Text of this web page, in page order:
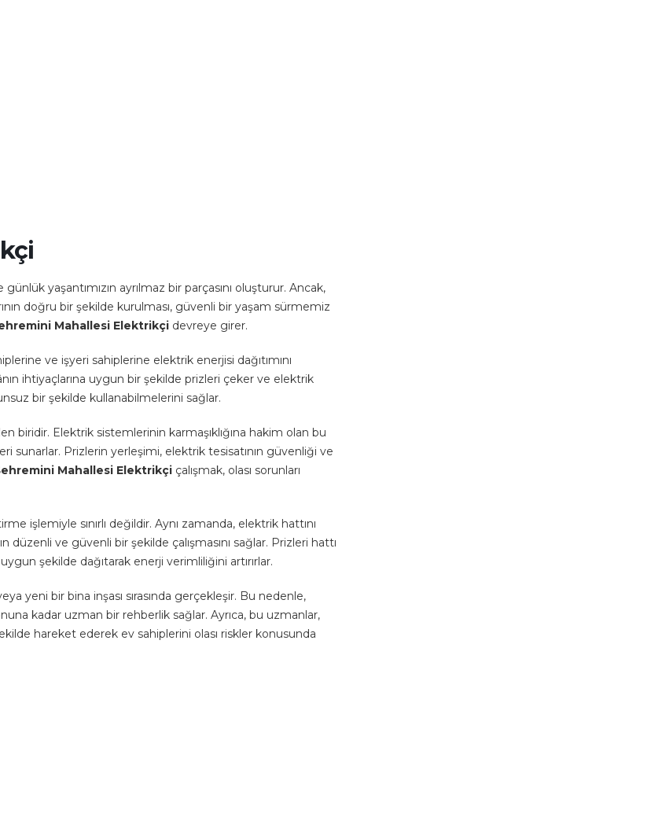
yaşantımızın ayrılmaz bir parçasını oluşturur. Ancak,
doğru bir şekilde kurulması, güvenli bir yaşam sürmemiz
Mahallesi Elektrikçi devreye girer.
ve işyeri sahiplerine elektrik enerjisi dağıtımını
ihtiyaçlarına uygun bir şekilde prizleri çeker ve elektrik
bir şekilde kullanabilmelerini sağlar.
biridir. Elektrik sistemlerinin karmaşıklığına hakim olan bu
Prizlerin yerleşimi, elektrik tesisatının güvenliği ve
Mahallesi Elektrikçi çalışmak, olası sorunları
işlemiyle sınırlı değildir. Aynı zamanda, elektrik hattını
ve güvenli bir şekilde çalışmasını sağlar. Prizleri hattı
uygun şekilde dağıtarak enerji verimliliğini artırırlar.
yeni bir bina inşası sırasında gerçekleşir. Bu nedenle,
kadar uzman bir rehberlik sağlar. Ayrıca, bu uzmanlar,
hareket ederek ev sahiplerini olası riskler konusunda